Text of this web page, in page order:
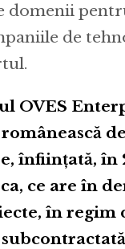
domenii
de
OVES
înființată, în
ce are în
în regim